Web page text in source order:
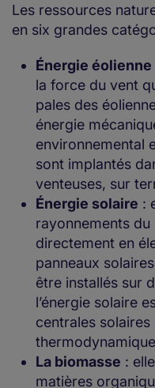
Les ressources
en six grandes
Énergie éolienne
la force du vent
pales des
énergie
environnemental
sont implantés
venteuses, sur
Énergie solaire :
rayonnements
directement en
panneaux
être installés sur
l’énergie solaire
centrales
La biomasse :
matières